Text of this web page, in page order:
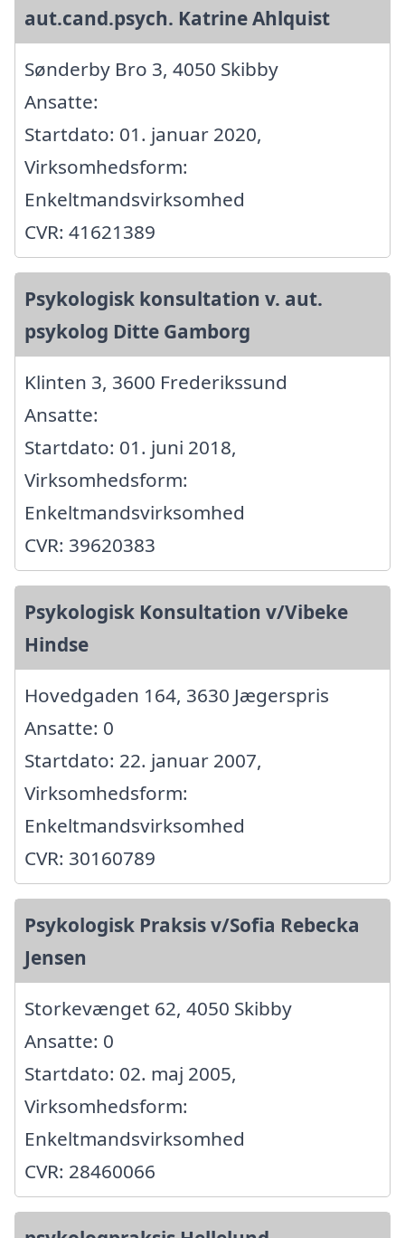
aut.cand.psych. Katrine Ahlquist
Sønderby Bro 3, 4050 Skibby
Ansatte:
Startdato: 01. januar 2020,
Virksomhedsform:
Enkeltmandsvirksomhed
CVR: 41621389
Psykologisk konsultation v. aut.
psykolog Ditte Gamborg
Klinten 3, 3600 Frederikssund
Ansatte:
Startdato: 01. juni 2018,
Virksomhedsform:
Enkeltmandsvirksomhed
CVR: 39620383
Psykologisk Konsultation v/Vibeke
Hindse
Hovedgaden 164, 3630 Jægerspris
Ansatte: 0
Startdato: 22. januar 2007,
Virksomhedsform:
Enkeltmandsvirksomhed
CVR: 30160789
Psykologisk Praksis v/Sofia Rebecka
Jensen
Storkevænget 62, 4050 Skibby
Ansatte: 0
Startdato: 02. maj 2005,
Virksomhedsform:
Enkeltmandsvirksomhed
CVR: 28460066